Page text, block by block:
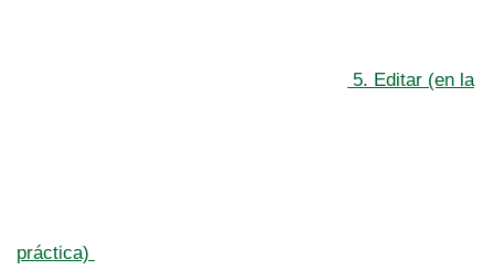
5. Editar (en la
práctica)